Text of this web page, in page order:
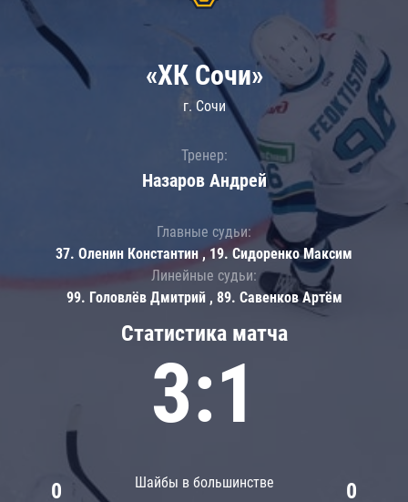
Статистика матча
3:1
Шайбы в большинстве
0 0
«ХК Сочи»
г. Сочи
Тренер:
Назаров Андрей
Главные судьи:
37. Оленин Константин , 19. Сидоренко Максим
Линейные судьи:
99. Головлёв Дмитрий , 89. Савенков Артём